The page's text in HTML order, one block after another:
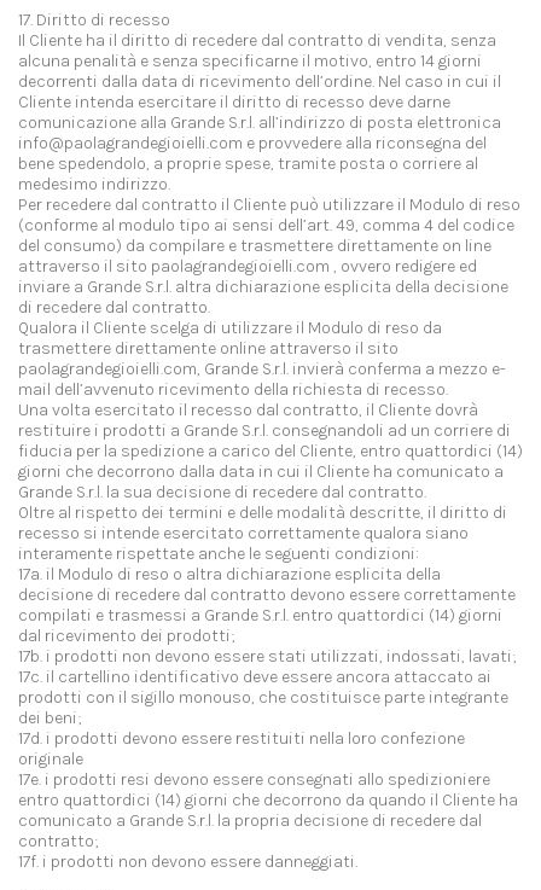
17. Diritto di recesso
Il Cliente ha il diritto di recedere dal contratto di vendita, senza
alcuna penalità e senza specificarne il motivo, entro 14 giorni
decorrenti dalla data di ricevimento dell’ordine. Nel caso in cui il
Cliente intenda esercitare il diritto di recesso deve darne
comunicazione alla Grande S.r.l. all’indirizzo di posta elettronica
info@paolagrandegioielli.com e provvedere alla riconsegna del
bene spedendolo, a proprie spese, tramite posta o corriere al
medesimo indirizzo.
Per recedere dal contratto il Cliente può utilizzare il Modulo di reso
(conforme al modulo tipo ai sensi dell’art. 49, comma 4 del codice
del consumo) da compilare e trasmettere direttamente on line
attraverso il sito paolagrandegioielli.com , ovvero redigere ed
inviare a Grande S.r.l. altra dichiarazione esplicita della decisione
di recedere dal contratto.
Qualora il Cliente scelga di utilizzare il Modulo di reso da
trasmettere direttamente online attraverso il sito
paolagrandegioielli.com, Grande S.r.l. invierà conferma a mezzo e-
mail dell’avvenuto ricevimento della richiesta di recesso.
Una volta esercitato il recesso dal contratto, il Cliente dovrà
restituire i prodotti a Grande S.r.l. consegnandoli ad un corriere di
fiducia per la spedizione a carico del Cliente, entro quattordici (14)
giorni che decorrono dalla data in cui il Cliente ha comunicato a
Grande S.r.l. la sua decisione di recedere dal contratto.
Oltre al rispetto dei termini e delle modalità descritte, il diritto di
recesso si intende esercitato correttamente qualora siano
interamente rispettate anche le seguenti condizioni:
17a. il Modulo di reso o altra dichiarazione esplicita della
decisione di recedere dal contratto devono essere correttamente
compilati e trasmessi a Grande S.r.l. entro quattordici (14) giorni
dal ricevimento dei prodotti;
17b. i prodotti non devono essere stati utilizzati, indossati, lavati;
17c. il cartellino identificativo deve essere ancora attaccato ai
prodotti con il sigillo monouso, che costituisce parte integrante
dei beni;
17d. i prodotti devono essere restituiti nella loro confezione
originale
17e. i prodotti resi devono essere consegnati allo spedizioniere
entro quattordici (14) giorni che decorrono da quando il Cliente ha
comunicato a Grande S.r.l. la propria decisione di recedere dal
contratto;
17f. i prodotti non devono essere danneggiati.